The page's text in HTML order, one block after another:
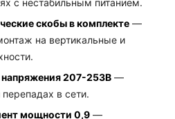
с нестабильным питанием.
скобы в комплекте —
на вертикальные и
207-253В —
в сети.
мощности 0,9 —